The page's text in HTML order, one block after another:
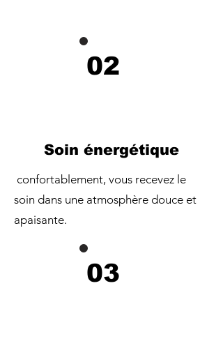
02
Soin énergétique
confortablement, vous recevez le
soin dans une atmosphère douce et
apaisante.
03